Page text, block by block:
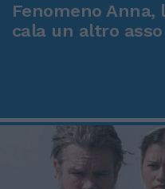
Fenomeno Anna,
cala un altro asso